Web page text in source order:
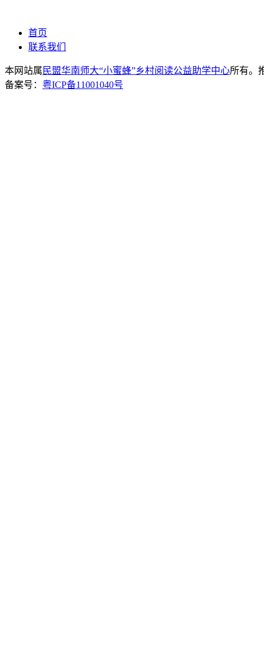
首页
联系我们
本网站属 民盟华南师大“小蜜蜂”乡村阅读公益助学中心所有。
备案号： 粤ICP备11001040号